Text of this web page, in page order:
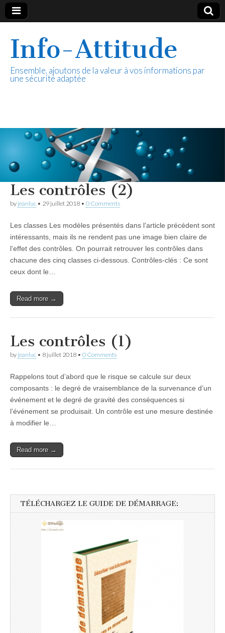
Info-Attitude
Ensemble, ajoutons de la valeur à vos informations par
une sécurité adaptée
Les contrôles (2)
by jeanluc • 29 juillet 2018 • 0 Comments
Les classes Les modèles présentés dans l’article précédent sont
intéressants, mais ils ne rendent pas une image bien claire de
l’effet des contrôles. On pourrait retrouver les contrôles dans
chacune des cinq classes ci-dessous. Contrôles-clés : Ce sont
ceux dont le…
Read more →
Les contrôles (1)
by jeanluc • 8 juillet 2018 • 0 Comments
Rappelons tout d’abord que le risque se calcule sur deux
composants : le degré de vraisemblance de la survenance d’un
événement et le degré de gravité des conséquences si
l’événement se produisait. Un contrôle est une mesure destinée
à modifier le…
Read more →
TÉLÉCHARGEZ LE GUIDE DE DÉMARRAGE: